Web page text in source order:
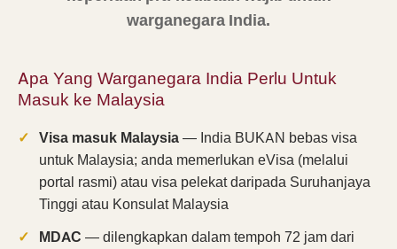
warganegara India.
Apa Yang Warganegara India Perlu Untuk
Masuk ke Malaysia
Visa masuk Malaysia— India BUKAN bebas visa
untuk Malaysia; anda memerlukan eVisa (melalui
portal rasmi) atau visa pelekat daripada Suruhanjaya
Tinggi atau Konsulat Malaysia
MDAC — dilengkapkan dalam tempoh 72 jam dari